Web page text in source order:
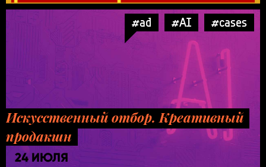
#ad #AI #cases
Искусственный отбор. Креативный
продакшн
24 ИЮЛЯ